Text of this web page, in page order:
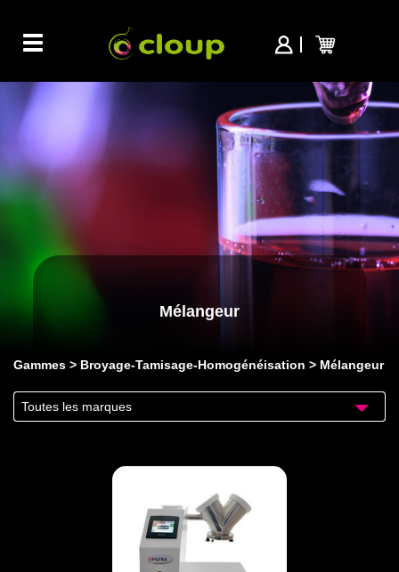
Toggle
navigation
Mélangeur
Gammes Broyage-Tamisage-Homogénéisation Mélangeur
Toutes les marques